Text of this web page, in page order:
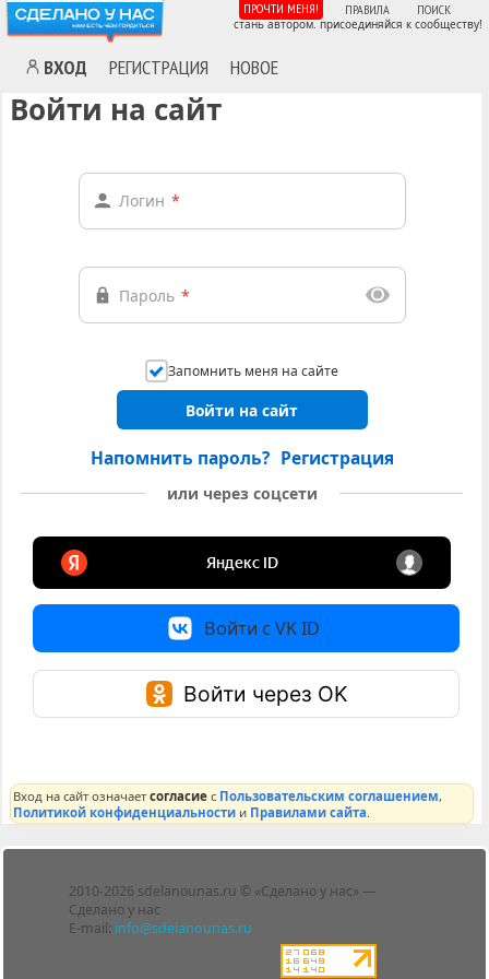
ВХОД РЕГИСТРАЦИЯ НОВОЕ
ПРОЧТИ МЕНЯ! ПРАВИЛА ПОИСК
стань автором. присоединяйся к сообществу!
Войти на сайт
Логин *
Пароль *
Запомнить меня на сайте
Войти на сайт
Напомнить пароль? Регистрация
или через соцсети
Войти с VK ID
Войти через OK
Вход на сайт означаетсогласие с Пользовательским соглашением,
Политикой конфиденциальности и Правилами сайта
2010-2026 sdelanounas.ru © «Сделано у нас» —
Сделано у нас
E-mail: info@sdelanounas.ru
Блоги
Люди
Политика